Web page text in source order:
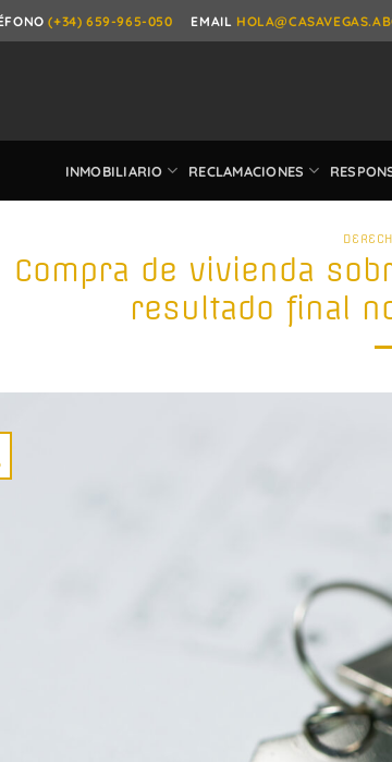
(+34) 659-965-050 EMAIL
INMOBILIARIO RECLAMACIONES
Compra de vivienda
resultado final